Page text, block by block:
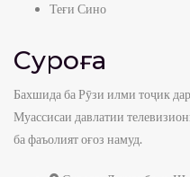
Теғи Сино
Суроға
Бахшида ба Рӯзи илми тоҷик
Муассисаи давлатии
ба фаъолият оғоз намуд.